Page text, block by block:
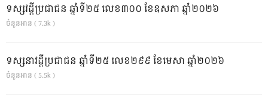
ទស្សវដ្តីប្រជាជន ឆ្នាំទី២៥ លេខ៣០០ ខែឧសភា ឆ្នាំ២០២៦
ចំនួនអាន ( 7.3k )
ទស្សនាវដ្ដីប្រជាជន ឆ្នាំទី២៥ លេខ២៩៩ ខែមេសា ឆ្នាំ២០២៦
ចំនួនអាន ( 5.5k )